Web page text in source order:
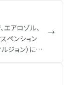
つ。例え
なら約【 D
（マグネシ
ラデー定数
から、
り返すと、
なるなど、
のような問
に 5 コバルト
発・実用
アロゾル、
スペンション
ジョン）に相
→